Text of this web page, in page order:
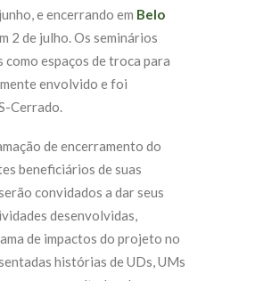
e encerrando em Belo
2 de julho. Os seminários
espaços de troca para
envolvido e foi
Cerrado.
de encerramento do
beneficiários de suas
convidados a dar seus
desenvolvidas,
de impactos do projeto no
histórias de UDs, UMs